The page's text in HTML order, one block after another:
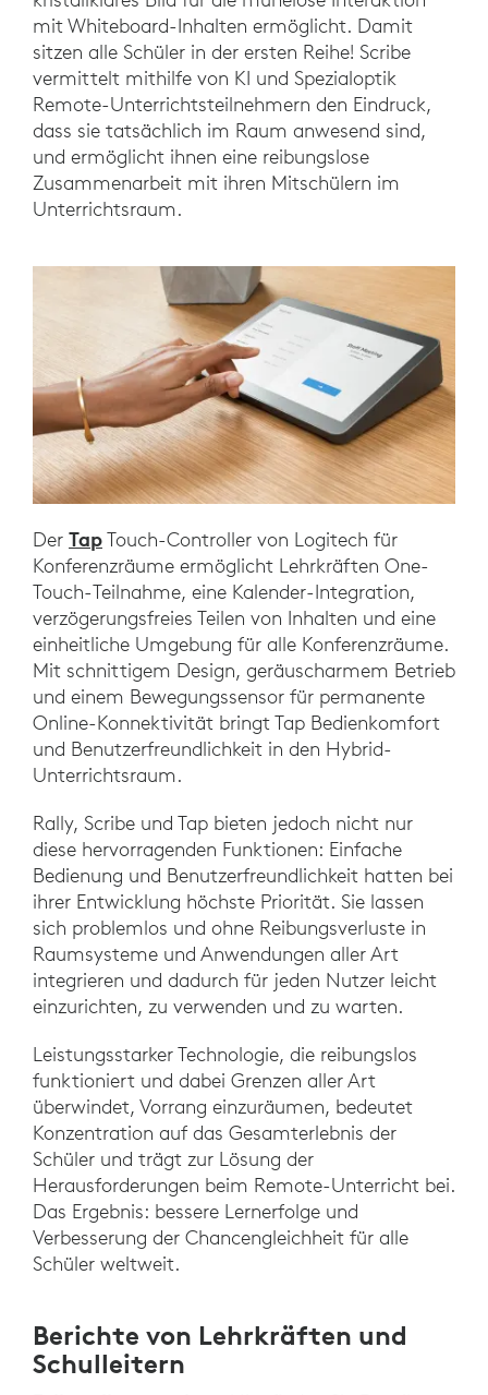
mit Whiteboard-Inhalten ermöglicht. Damit
sitzen alle Schüler in der ersten Reihe! Scribe
vermittelt mithilfe von KI und Spezialoptik
Remote-Unterrichtsteilnehmern den Eindruck,
dass sie tatsächlich im Raum anwesend sind,
und ermöglicht ihnen eine reibungslose
Zusammenarbeit mit ihren Mitschülern im
Unterrichtsraum.
Der TapTouch-Controller von Logitech für
Konferenzräume ermöglicht Lehrkräften One-
Touch-Teilnahme, eine Kalender-Integration,
verzögerungsfreies Teilen von Inhalten und eine
einheitliche Umgebung für alle Konferenzräume.
Mit schnittigem Design, geräuscharmem Betrieb
und einem Bewegungssensor für permanente
Online-Konnektivität bringt Tap Bedienkomfort
und Benutzerfreundlichkeit in den Hybrid-
Unterrichtsraum.
Rally, Scribe und Tap bieten jedoch nicht nur
diese hervorragenden Funktionen: Einfache
Bedienung und Benutzerfreundlichkeit hatten bei
ihrer Entwicklung höchste Priorität. Sie lassen
sich problemlos und ohne Reibungsverluste in
Raumsysteme und Anwendungen aller Art
integrieren und dadurch für jeden Nutzer leicht
einzurichten, zu verwenden und zu warten.
Leistungsstarker Technologie, die reibungslos
funktioniert und dabei Grenzen aller Art
überwindet, Vorrang einzuräumen, bedeutet
Konzentration auf das Gesamterlebnis der
Schüler und trägt zur Lösung der
Herausforderungen beim Remote-Unterricht bei.
Das Ergebnis: bessere Lernerfolge und
Verbesserung der Chancengleichheit für alle
Schüler weltweit.
Berichte von Lehrkräften und
Schulleitern